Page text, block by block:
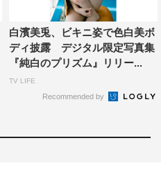
白濱美兎、ビキニ姿で色白美ボ
ディ披露 デジタル限定写真集
『純白のプリズム』リリー...
TV LIFE
Recommended by